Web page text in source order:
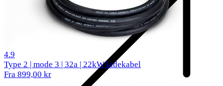
4.9
Type 2 | mode 3 | 32a | 22kW ladekabel
Fra 899,00 kr